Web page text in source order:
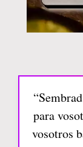
para
vosotros